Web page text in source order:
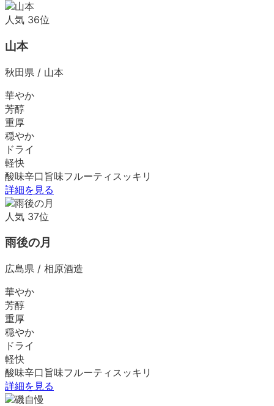
人気 36位
山本
秋田県 / 山本
華やか
芳醇
重厚
穏やか
ドライ
軽快
酸味辛口 旨味フルーティ スッキリ
詳細を見る
人気 37位
雨後の月
広島県 / 相原酒造
華やか
芳醇
重厚
穏やか
ドライ
軽快
酸味辛口 旨味フルーティ スッキリ
詳細を見る